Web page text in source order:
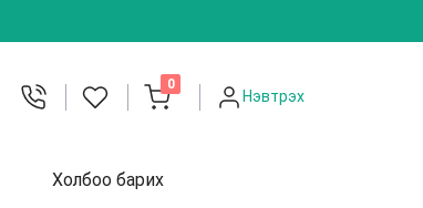
0
unread messages
Нэвтрэх
Холбоо барих